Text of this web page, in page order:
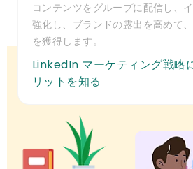
コンテンツをグループに配信し、
強化し、ブランドの露出を高めて
を獲得します。
LinkedIn マーケティング戦略
リットを知る